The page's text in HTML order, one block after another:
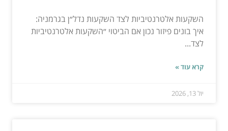
השקעות אלטרנטיביות לצד השקעות נדל״ן בגרמניה:
איך בונים פיזור נכון אם הביטוי ״השקעות אלטרנטיביות
לצד...
קרא עוד »
יול 13, 2026